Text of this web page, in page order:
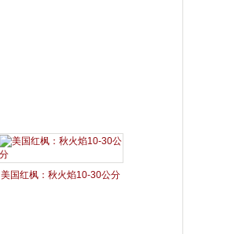
美国红枫：秋火焰10-30公分